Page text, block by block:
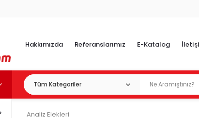
Hakkımızda Referanslarımız E-Katalog
Analiz Elekleri